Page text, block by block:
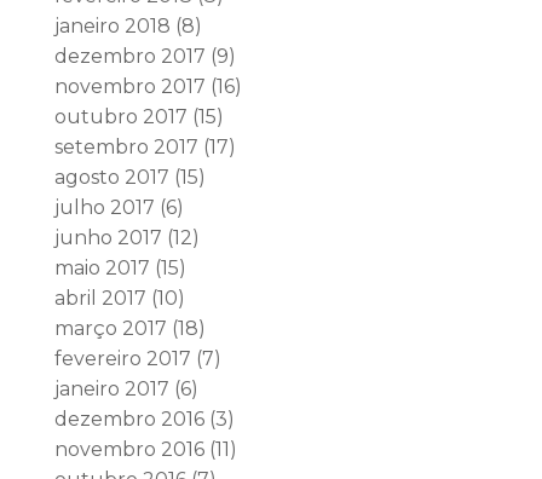
janeiro 2018 (8)
dezembro 2017 (9)
novembro 2017 (16)
outubro 2017 (15)
setembro 2017 (17)
agosto 2017 (15)
julho 2017 (6)
junho 2017 (12)
maio 2017 (15)
abril 2017 (10)
março 2017 (18)
fevereiro 2017 (7)
janeiro 2017 (6)
dezembro 2016(3)
novembro 2016(11)